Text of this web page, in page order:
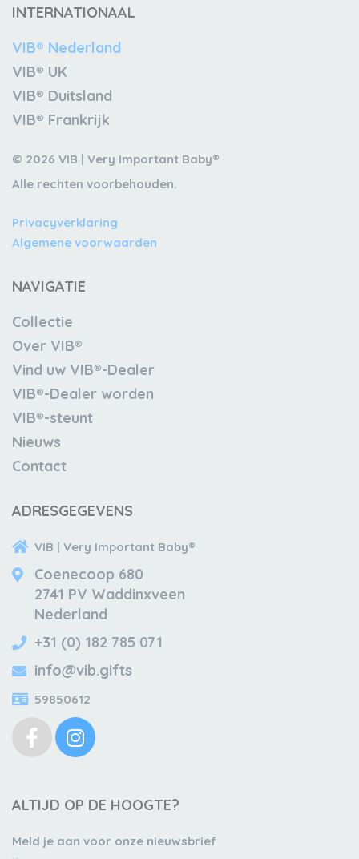
INTERNATIONAAL
VIB® Nederland
VIB® UK
VIB® Duitsland
VIB® Frankrijk
© 2026 VIB | Very Important Baby®
Alle rechten voorbehouden.
Privacyverklaring
Algemene voorwaarden
NAVIGATIE
Collectie
Over VIB®
Vind uw VIB®-Dealer
VIB®-Dealer worden
VIB®-steunt
Nieuws
Contact
ADRESGEGEVENS
VIB | Very Important Baby®
Coenecoop 680
2741 PV Waddinxveen
Nederland
+31 (0) 182 785 071
info@vib.gifts
59850612
ALTIJD OP DE HOOGTE?
Meld je aan voor onze nieuwsbrief